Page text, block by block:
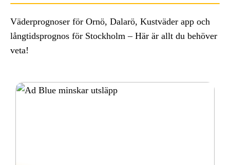
Väderprognoser för Ornö, Dalarö, Kustväder app och
långtidsprognos för Stockholm – Här är allt du behöver
veta!